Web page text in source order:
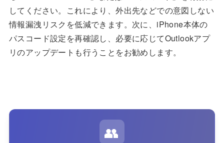
してください。これにより、外出先などでの意図しない
情報漏洩リスクを低減できます。次に、iPhone本体の
パスコード設定を再確認し、必要に応じてOutlookアプ
リのアップデートも行うことをお勧めします。
👥